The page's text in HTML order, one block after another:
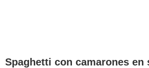
Spaghetti con camarones en